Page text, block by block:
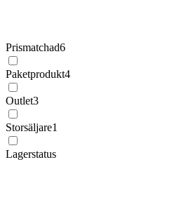
Prismatchad6
Paketprodukt4
Outlet3
Storsäljare1
Lagerstatus